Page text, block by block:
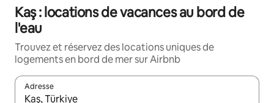
Kaş : locations de vacances au bord de
l'eau
Trouvez et réservez des locations uniques de
logements en bord de mer sur Airbnb
Adresse
Lorsque les résultats s'affichent, utilisez les flèches vers le